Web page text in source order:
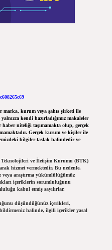
marka, kurum veya şahıs şirketi ile
kendi hazırladığımız makaleler
niteliği taşımamakta olup, gerçek
Gerçek kurum ve kişiler ile
bilgiler taslak halindedir ve
Teknolojileri ve İletişim Kurumu (BTK)
hizmet vermektedir. Bu nedenle,
araştırma yükümlülüğümüz
içeriklerin sorumluluğunu
kabul etmiş sayılırlar.
düşündüğünüz içerikleri,
halinde, ilgili içerikler yasal